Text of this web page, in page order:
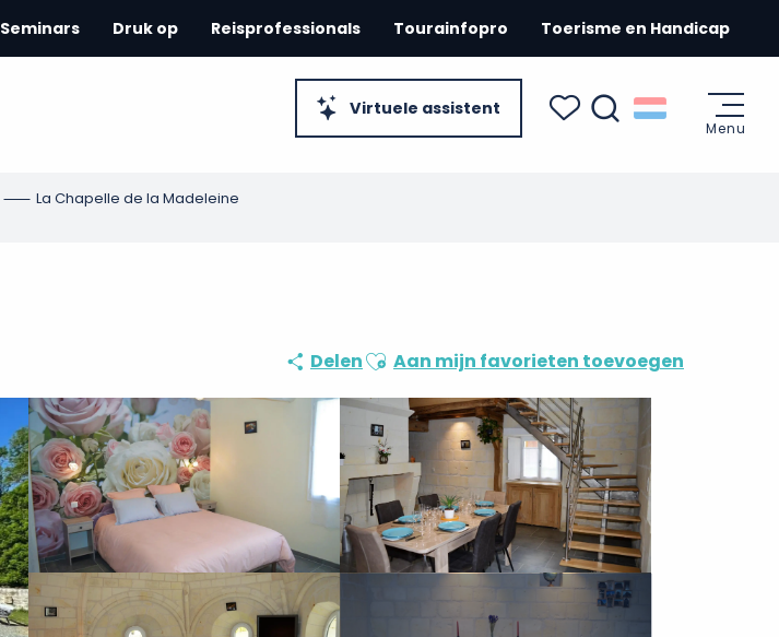
Virtuele assistent
Seminars Druk op Reisprofessionals Tourainfopro Toerisme en Handicap
Menu
La Chapelle de la Madeleine
DelenAjouter aux favoris
Aan mijn favorieten toevoegen